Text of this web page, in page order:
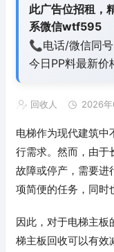
此广告位招租，
系微信wtf595
📞电话/微信同号
今日PP料最新价
回收人 2026
电梯作为现代建筑中
行需求。然而，由于
故障或停产，需要进
项简便的任务，同时
因此，对于电梯主板
梯主板回收可以有效